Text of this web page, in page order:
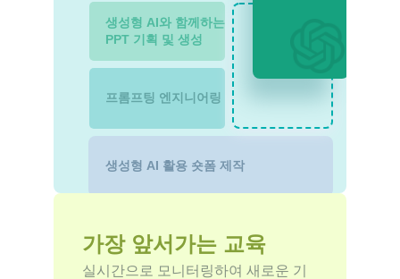
생성형 AI와 함께하는
PPT 기획 및 생성
프롬프팅 엔지니어링
생성형 AI 활용 숏폼 제작
가장 앞서가는 교육
실시간으로 모니터링하여 새로운 기